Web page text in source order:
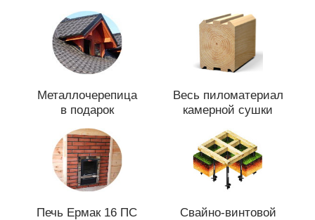
Металлочерепица
в подарок
Весь пиломатериал
камерной сушки
Печь Ермак 16 ПС
Свайно-винтовой